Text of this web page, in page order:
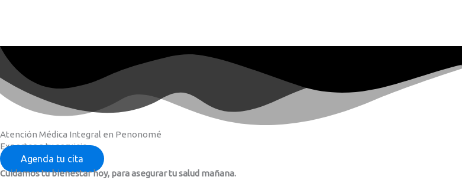
Atención Médica Integral en Penonomé
Expertos a tu servicio
Agenda tu cita
Cuidamos tu bienestar hoy, para asegurar tu salud mañana.